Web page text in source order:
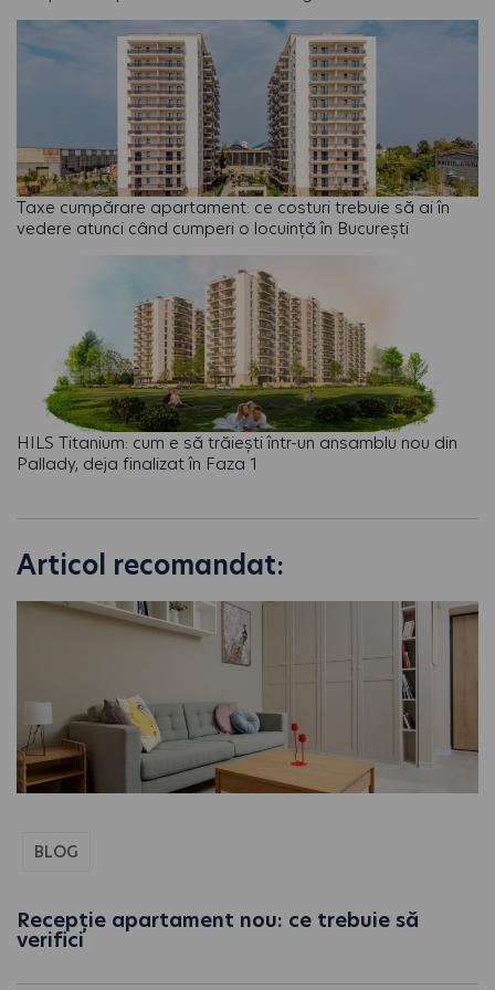
Taxe cumpărare apartament: ce costuri trebuie să ai în
vedere atunci când cumperi o locuință în București
HILS Titanium: cum e să trăiești într-un ansamblu nou din
Pallady, deja finalizat în Faza 1
Articol recomandat:
BLOG
Recepție apartament nou: ce trebuie să
verifici